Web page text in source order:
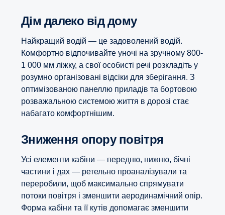
Дім далеко від дому
Найкращий водій — це задоволений водій.
Комфортно відпочивайте уночі на зручному 800-
1 000 мм ліжку, а свої особисті речі розкладіть у
розумно організовані відсіки для зберігання. З
оптимізованою панеллю приладів та бортовою
розважальною системою життя в дорозі стає
набагато комфортнішим.
Зниження опору повітря
Усі елементи кабіни — передню, нижню, бічні
частини і дах — ретельно проаналізували та
переробили, щоб максимально спрямувати
потоки повітря і зменшити аеродинамічний опір.
Форма кабіни та її кутів допомагає зменшити